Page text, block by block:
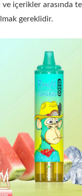
ve içerikler arasında
gereklidir.